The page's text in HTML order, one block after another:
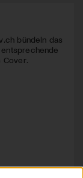
bündeln das
Cover.